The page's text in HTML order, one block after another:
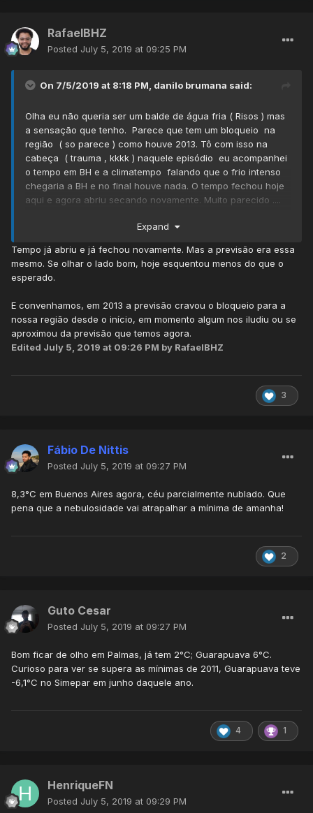
NAS PWS ATÉ AGORA....
RafaelBHZ
Posted July 5, 2019 at 09:25 PM
On 7/5/2019 at 8:18 PM, danilo brumana said:
Olha eu não queria ser um balde de água fria ( Risos ) mas
a sensação que tenho. Parece que tem um bloqueio na
região ( so parece ) como houve 2013. Tô com isso na
cabeça ( trauma , kkkk ) naquele episódio eu acompanhei
o tempo em BH e a climatempo falando que o frio intenso
chegaria a BH e no final houve nada. O tempo fechou hoje
aqui e agora abriu secando novamente. Muito parecido ....
8 , 9 graus na convencional , pampulhà ou cercadinho
são temperaturas faceis de fazer.
qualquer previsão. Risos
Expand
Tempo já abriu e já fechou novamente. Mas a previsão era essa
mesmo. Se olhar o lado bom, hoje esquentou menos do que o
esperado.
E convenhamos, em 2013 a previsão cravou o bloqueio para a
nossa região desde o início, em momento algum nos iludiu ou se
aproximou da previsão que temos agora.
Edited July 5, 2019 at 09:26 PM by RafaelBHZ
3
Fábio De Nittis
Posted July 5, 2019 at 09:27 PM
8,3°C em Buenos Aires agora, céu parcialmente nublado. Que
pena que a nebulosidade vai atrapalhar a mínima de amanha!
2
Guto Cesar
Posted July 5, 2019 at 09:27 PM
Bom ficar de olho em Palmas, já tem 2°C; Guarapuava 6°C.
Curioso para ver se supera as mínimas de 2011, Guarapuava teve
-6,1°C no Simepar em junho daquele ano.
4 1
HenriqueFN
Posted July 5, 2019 at 09:29 PM